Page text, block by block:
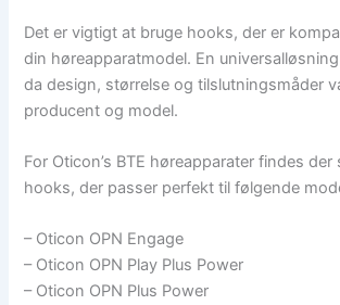
Det er vigtigt at bruge hooks, der er
din høreapparatmodel. En
da design, størrelse og tilslutningsmåder
producent og model.
For Oticon’s BTE høreapparater findes
hooks, der passer perfekt til følgende
– Oticon OPN Engage
– Oticon OPN Play Plus Power
– Oticon OPN Plus Power